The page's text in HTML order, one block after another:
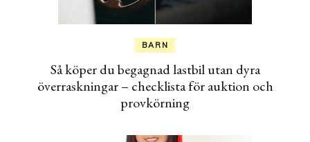
BARN
Så köper du begagnad lastbil utan dyra
överraskningar – checklista för auktion och
provkörning